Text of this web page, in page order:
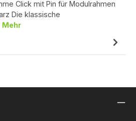
Click mit Pin für Modulrahmen
Die klassische
Mehr